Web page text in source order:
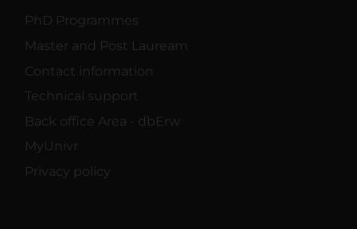
PhD Programmes
Master and Post Lauream
Contact information
Technical support
Back office Area - dbErw
MyUnivr
Privacy policy